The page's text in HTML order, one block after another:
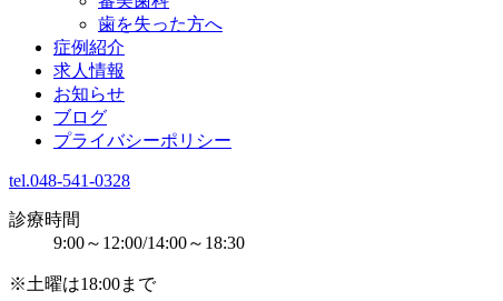
歯を失った方へ
症例紹介
求人情報
お知らせ
ブログ
プライバシーポリシー
tel.048-541-0328
診療時間
9:00～12:00/14:00～18:30
※土曜は18:00まで